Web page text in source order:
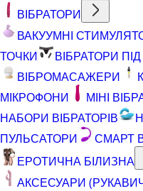
ВІБРАТОРИ
ВАКУУМНІ
ТОЧКИ
ВІБРАТОРИ
ВІБРОМАСАЖЕРИ
МІКРОФОНИ
МІНІ
НАБОРИ ВІБРАТОРІВ
ПУЛЬСАТОРИ
СМАРТ
ЕРОТИЧНА БІЛИЗНА
АКСЕСУАРИ